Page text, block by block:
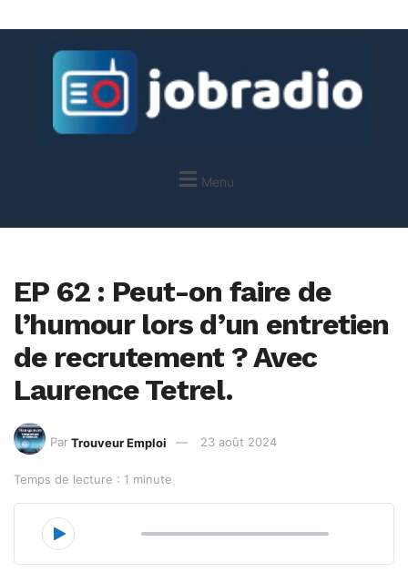
Menu
EP 62 : Peut-on faire de
l’humour lors d’un entretien
de recrutement ? Avec
Laurence Tetrel.
Par Trouveur Emploi 23 août 2024
Temps de lecture : 1 minute